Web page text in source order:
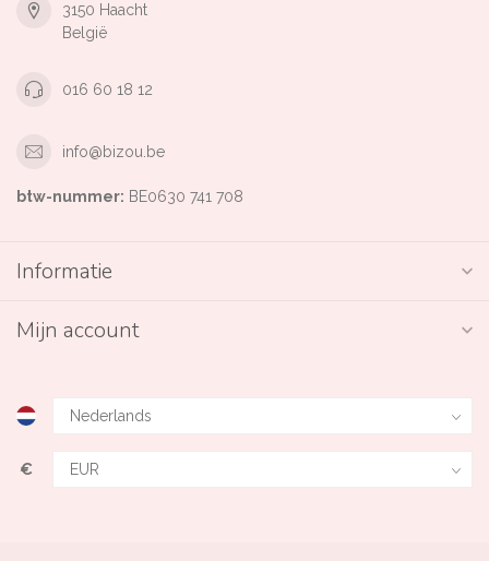
3150 Haacht
België
016 60 18 12
info@bizou.be
btw-nummer: BE0630 741 708
Informatie
Mijn account
€